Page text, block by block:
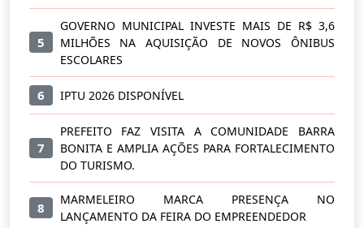
5
GOVERNO MUNICIPAL INVESTE MAIS DE R$ 3,6
MILHÕES NA AQUISIÇÃO DE NOVOS ÔNIBUS
ESCOLARES
6 IPTU 2026 DISPONÍVEL
7
PREFEITO FAZ VISITA A COMUNIDADE BARRA
BONITA E AMPLIA AÇÕES PARA FORTALECIMENTO
DO TURISMO.
8
MARMELEIRO MARCA PRESENÇA NO
LANÇAMENTO DA FEIRA DO EMPREENDEDOR